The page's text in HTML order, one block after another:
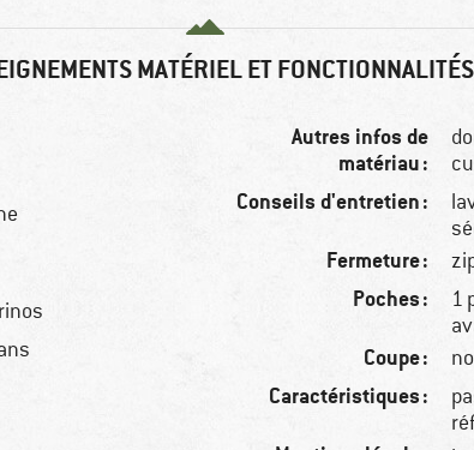
MATÉRIEL ET FONCTIONNALITÉS
Autres infos de
matériau :
Conseils d'entretien :
Fermeture :
Poches :
1
Coupe :
Caractéristiques :